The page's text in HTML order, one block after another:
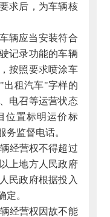
求后，为车辆核
辆应当安装符合
记录功能的车辆
按照要求喷涂车
出租汽车"字样的
电召等运营状态
位置标明运价标
务监督电话。
经营权不得超过
上地方人民政府
民政府根据投入
定。
经营权因故不能